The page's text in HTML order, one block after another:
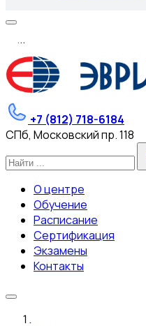
...
+7 (812) 718-6184
СПб, Московский пр. 118
О центре
Обучение
Расписание
Сертификация
Экзамены
Контакты